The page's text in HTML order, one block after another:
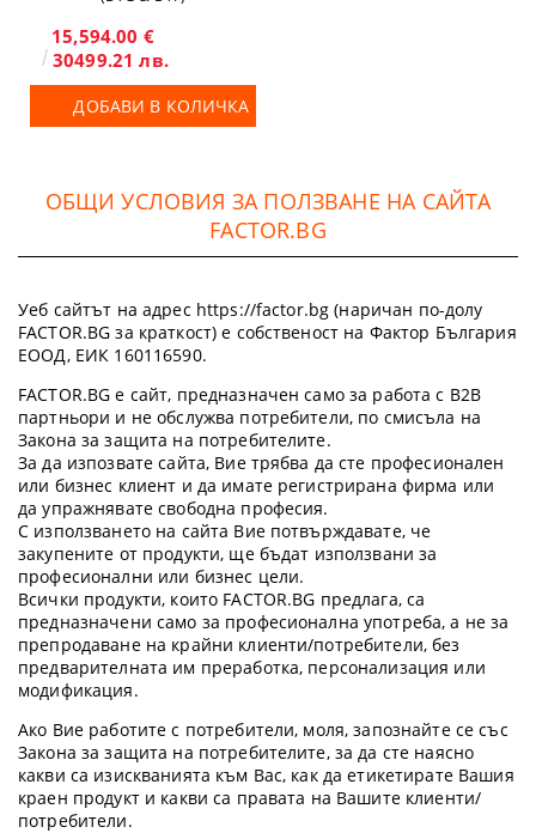
15,594.00 €
30499.21 лв.
ДОБАВИ В КОЛИЧКА
ОБЩИ УСЛОВИЯ ЗА ПОЛЗВАНЕ НА САЙТА
FACTOR.BG
Уеб сайтът на адрес https://factor.bg (наричан по-долу
FACTOR.BG за краткост) е собственост на Фактор България
ЕООД, ЕИК 160116590.
FACTOR.BG е сайт, предназначен само за работа с B2B
партньори и не обслужва потребители, по смисъла на
Закона за защита на потребителите.
За да изпозвате сайта, Вие трябва да сте професионален
или бизнес клиент и да имате регистрирана фирма или
да упражнявате свободна професия.
С използването на сайта Вие потвърждавате, че
закупените от продукти, ще бъдат използвани за
професионални или бизнес цели.
Всички продукти, които FACTOR.BG предлага, са
предназначени само за професионална употреба, а не за
препродаване на крайни клиенти/потребители, без
предварителната им преработка, персонализация или
модификация.
Ако Вие работите с потребители, моля, запознайте се със
Закона за защита на потребителите, за да сте наясно
какви са изискванията към Вас, как да етикетирате Вашия
краен продукт и какви са правата на Вашите клиенти/
потребители.